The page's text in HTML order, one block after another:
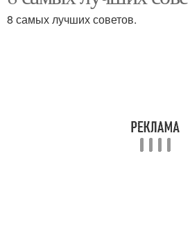
8 самых лучших советов.